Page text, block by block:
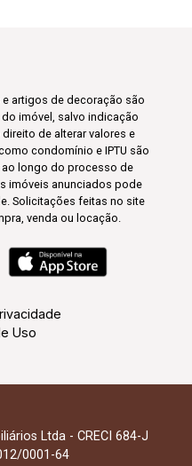
artigos de decoração são
imóvel, salvo indicação
de alterar valores e
condomínio e IPTU são
longo do processo de
imóveis anunciados pode
Solicitações feitas no site
venda ou locação.
Uso
Ltda - CRECI 684-J
0001-64